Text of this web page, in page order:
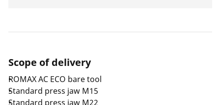
Scope of delivery
ROMAX AC ECO bare tool
Standard press jaw M15
Standard press jaw M22